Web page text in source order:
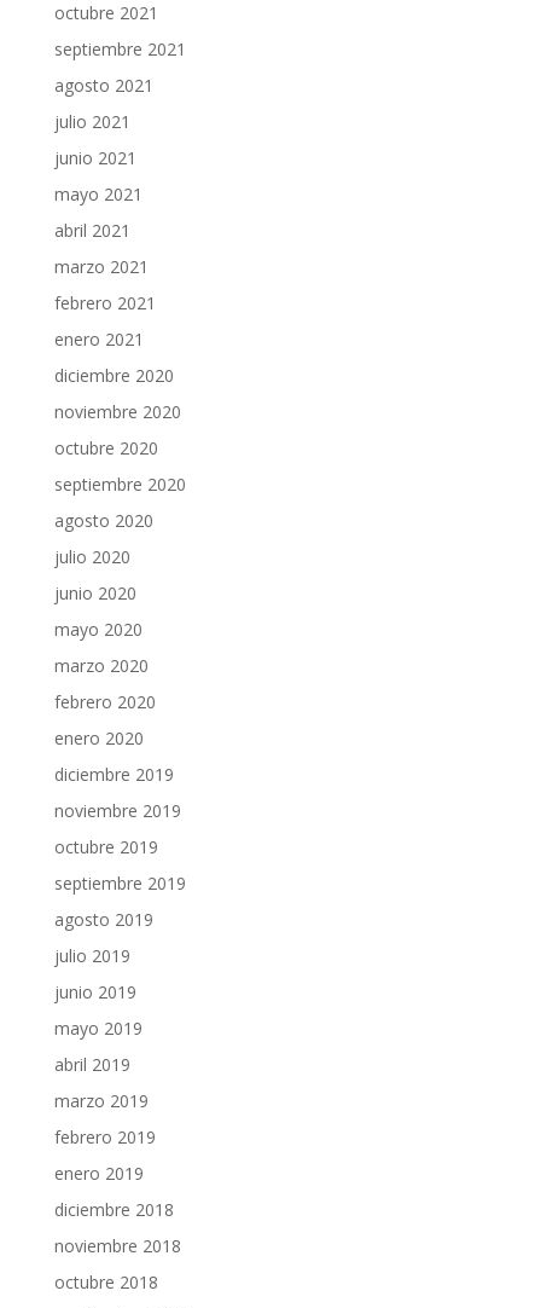
octubre 2021
septiembre 2021
agosto 2021
julio 2021
junio 2021
mayo 2021
abril 2021
marzo 2021
febrero 2021
enero 2021
diciembre 2020
noviembre 2020
octubre 2020
septiembre 2020
agosto 2020
julio 2020
junio 2020
mayo 2020
marzo 2020
febrero 2020
enero 2020
diciembre 2019
noviembre 2019
octubre 2019
septiembre 2019
agosto 2019
julio 2019
junio 2019
mayo 2019
abril 2019
marzo 2019
febrero 2019
enero 2019
diciembre 2018
noviembre 2018
octubre 2018